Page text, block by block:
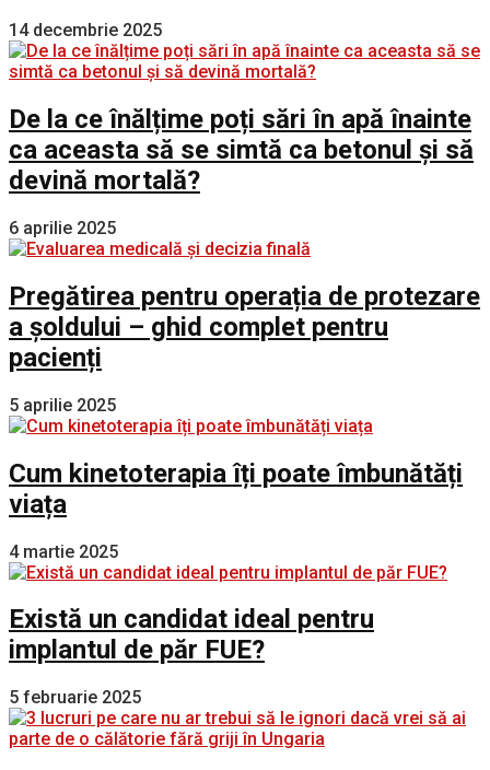
14 decembrie 2025
De la ce înălțime poți sări în apă înainte
ca aceasta să se simtă ca betonul și să
devină mortală?
6 aprilie 2025
Pregătirea pentru operația de protezare
a șoldului – ghid complet pentru
pacienți
5 aprilie 2025
Cum kinetoterapia îți poate îmbunătăți
viața
4 martie 2025
Există un candidat ideal pentru
implantul de păr FUE?
5 februarie 2025